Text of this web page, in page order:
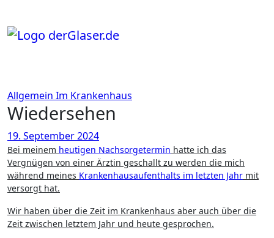
springen
Allgemein Im Krankenhaus
Wiedersehen
19. September 2024
Bei meinem heutigen Nachsorgetermin hatte ich das
Vergnügen von einer Ärztin geschallt zu werden die mich
während meines Krankenhausaufenthalts im letzten Jahr mit
versorgt hat.
Wir haben über die Zeit im Krankenhaus aber auch über die
Zeit zwischen letztem Jahr und heute gesprochen.